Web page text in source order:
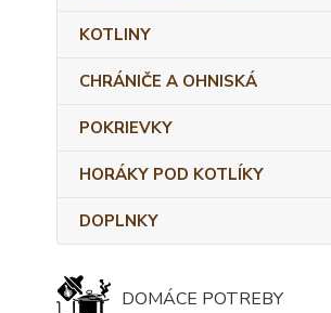
KOTLINY
CHRÁNIČE A OHNISKÁ
POKRIEVKY
HORÁKY POD KOTLÍKY
DOPLNKY
DOMÁCE POTREBY